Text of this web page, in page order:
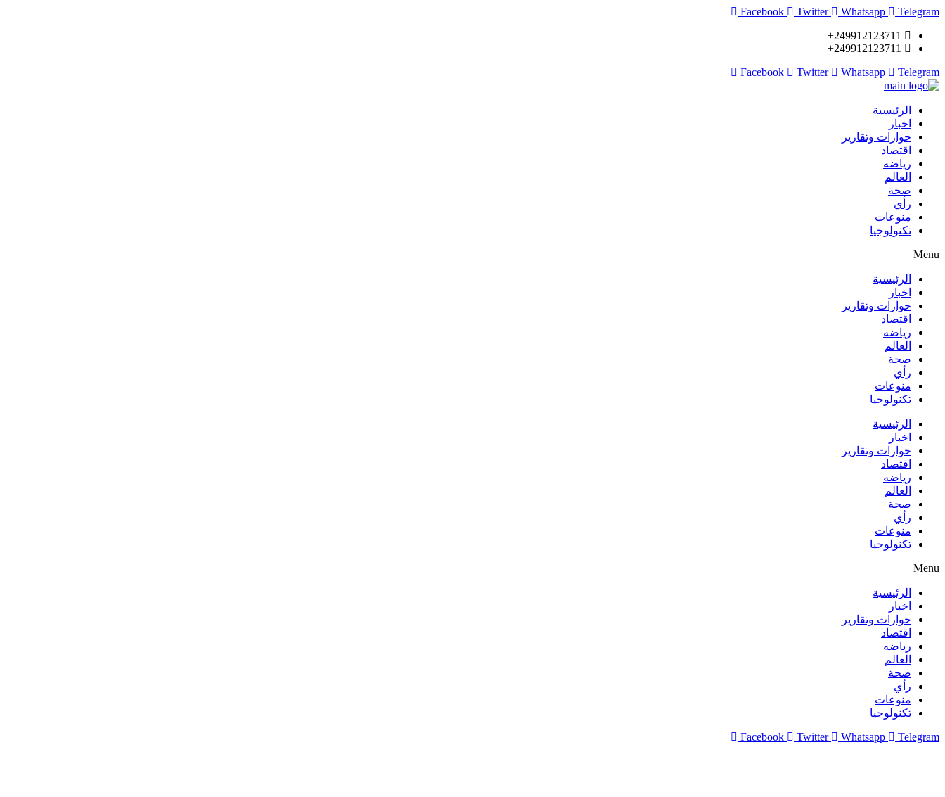
Facebook Twitter Whatsapp
Telegram
249912123711+
249912123711+
Facebook
Twitter Whatsapp Telegram
الرئيسية
اخبار
حوارات وتقارير
اقتصاد
رياضه
العالم
صحة
رأي
منوعات
تكنولوجيا
Menu
الرئيسية
اخبار
حوارات وتقارير
اقتصاد
رياضه
العالم
صحة
رأي
منوعات
تكنولوجيا
الرئيسية
اخبار
حوارات وتقارير
اقتصاد
رياضه
العالم
صحة
رأي
منوعات
تكنولوجيا
Menu
الرئيسية
اخبار
حوارات وتقارير
اقتصاد
رياضه
العالم
صحة
رأي
منوعات
تكنولوجيا
Facebook
Twitter Whatsapp Telegram